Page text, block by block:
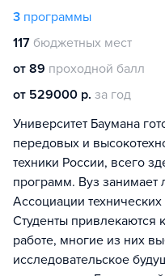
3 программы
117 бюджетных мест
от 89 проходной балл
от 529000 р. за год
Университет Баумана
передовых и
техники России, всего
программ. Вуз
Ассоциации
Студенты привлекаются
работе, многие из них
исследовательское